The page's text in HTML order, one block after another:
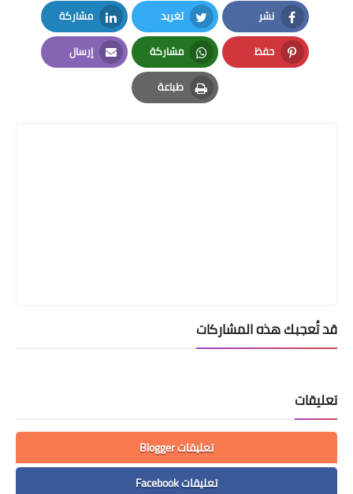
نشر
Facebook
تغريد
Twitter
مشاركة
LinkedIn
حفظ
Pinterest
مشاركة
Whatsapp
إرسال
Email
طباعة
Print
قد تُعجبك هذه المشاركات
تعليقات
تعليقات Blogger
تعليقات Facebook